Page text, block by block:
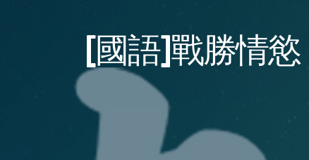
[國語]戰勝情